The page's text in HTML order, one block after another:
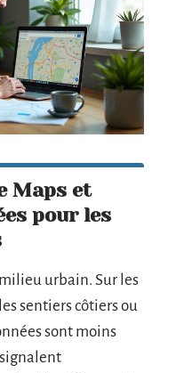
Maps et
pour les
urbain. Sur les
sentiers côtiers ou
sont moins